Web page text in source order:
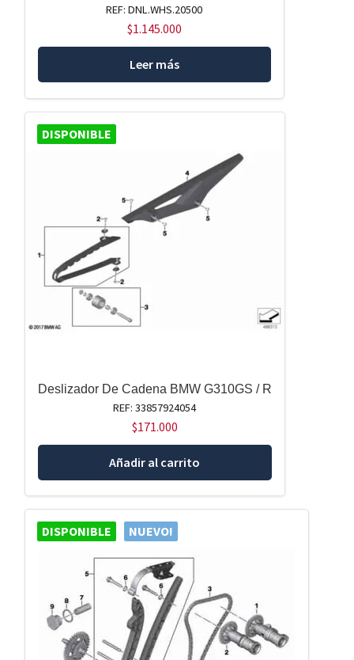
REF: DNL.WHS.20500
$1.145.000
Leer más
DISPONIBLE
Deslizador De Cadena BMW G310GS / R
REF: 33857924054
$171.000
Añadir al carrito
DISPONIBLE NUEVO!